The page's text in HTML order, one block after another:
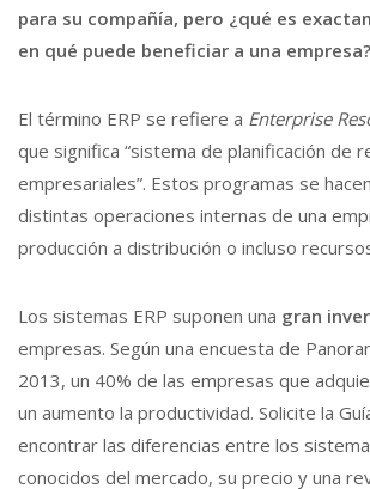
para su compañía, pero ¿qué es
en qué puede beneficiar a una empresa?
El término ERP se refiere a Enterprise
que significa “sistema de planificación de
empresariales”. Estos programas se
distintas operaciones internas de una
producción a distribución o incluso
Los sistemas ERP suponen una gran
empresas. Según una encuesta de
2013, un 40% de las empresas que
un aumento la productividad. Solicite la
encontrar las diferencias entre los
conocidos del mercado, su precio y una